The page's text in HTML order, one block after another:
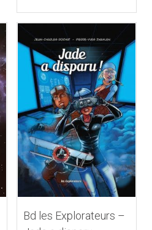
Bd les Explorateurs –